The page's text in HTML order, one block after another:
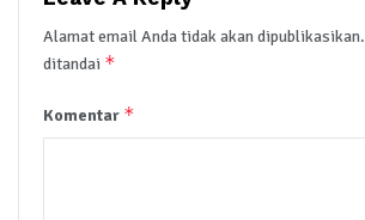
Alamat email Anda tidak akan dipublikasikan.
ditandai *
Komentar *